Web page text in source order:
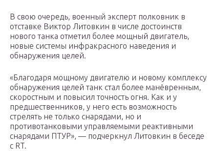
В свою очередь, военный эксперт полковник в
отставке Виктор Литовкин в числе достоинств
нового танка отметил более мощный двигатель,
новые системы инфракрасного наведения и
обнаружения целей.
«Благодаря мощному двигателю и новому комплексу
обнаружения целей танк стал более манёвренным,
скоростным и повысил точность огня. Как и у
предшественников, у него есть возможность
стрелять не только снарядами, но и
противотанковыми управляемыми реактивными
снарядами ПТУР», — подчеркнул Литовкин в беседе
с RT.